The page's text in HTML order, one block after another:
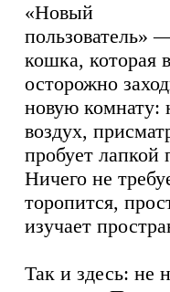
«Новый
пользователь»
кошка, которая
осторожно
новую комнату:
воздух,
пробует лапкой
Ничего не
торопится,
изучает
Так и здесь: не